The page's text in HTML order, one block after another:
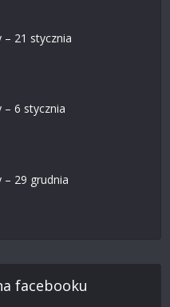
– 21 stycznia
– 6 stycznia
– 29 grudnia
facebooku